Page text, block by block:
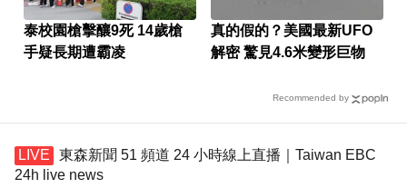
泰校園槍擊釀9死 14歲槍
手疑長期遭霸凌
真的假的？美國最新UFO
解密 驚見4.6米變形巨物
Recommended by
東森新聞 51 頻道 24 小時線上直播｜Taiwan EBC
24h live news